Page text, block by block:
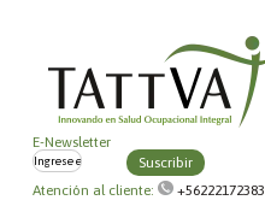
E-Newsletter
Suscribir
Atención al cliente:
+56222172383